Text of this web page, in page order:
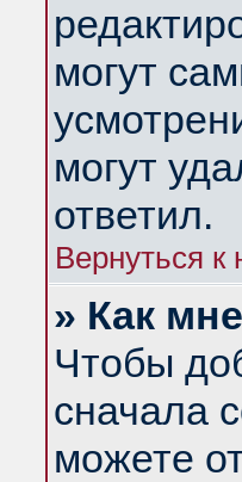
могут
могут
ответил.
Вернуться к
» Как
Чтобы
сначала
можете